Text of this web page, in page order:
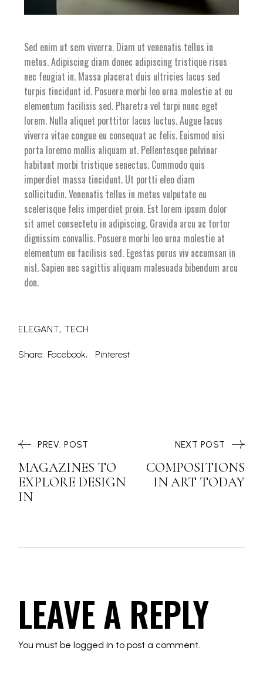
Sed enim ut sem viverra. Diam ut venenatis tellus in
metus. Adipiscing diam donec adipiscing tristique risus
nec feugiat in. Massa placerat duis ultricies lacus sed
turpis tincidunt id. Posuere morbi leo urna molestie at eu
elementum facilisis sed. Pharetra vel turpi nunc eget
lorem. Nulla aliquet porttitor lacus luctus. Augue lacus
viverra vitae congue eu consequat ac felis. Euismod nisi
porta loremo mollis aliquam ut. Pellentesque pulvinar
habitant morbi tristique senectus. Commodo quis
imperdiet massa tincidunt. Ut portti eleo diam
sollicitudin. Venenatis tellus in metus vulputate eu
scelerisque felis imperdiet proin. Est lorem ipsum dolor
sit amet consectetu in adipiscing. Gravida arcu ac tortor
dignissim convallis. Posuere morbi leo urna molestie at
elementum eu facilisis sed. Egestas purus viv accumsan in
nisl. Sapien nec sagittis aliquam malesuada bibendum arcu
don.
ELEGANT TECH
Share: Facebook Pinterest
PREV. POST
MAGAZINES TO
EXPLORE DESIGN
IN
COMPOSITIONS
IN ART TODAY
NEXT POST
LEAVE A REPLY
You must belogged in to post a comment.